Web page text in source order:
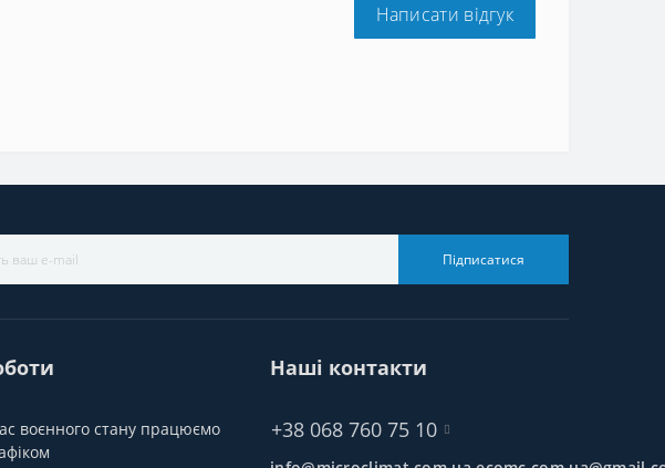
Написати відгук
Підписатися
воєнного стану працюємо
Наші контакти
+38 068 760 75 10